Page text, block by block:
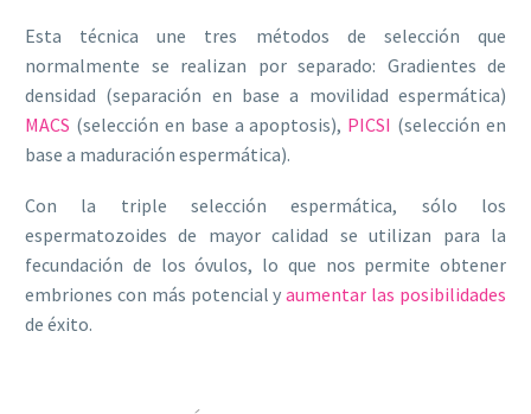
Esta técnica une tres métodos de selección que
normalmente se realizan por separado: Gradientes de
densidad (separación en base a movilidad espermática)
MACS (selección en base a apoptosis), PICSI (selección en
base a maduración espermática).
Con la triple selección espermática, sólo los
espermatozoides de mayor calidad se utilizan para la
fecundación de los óvulos, lo que nos permite obtener
embriones con más potencial yaumentar las posibilidades
de éxito.